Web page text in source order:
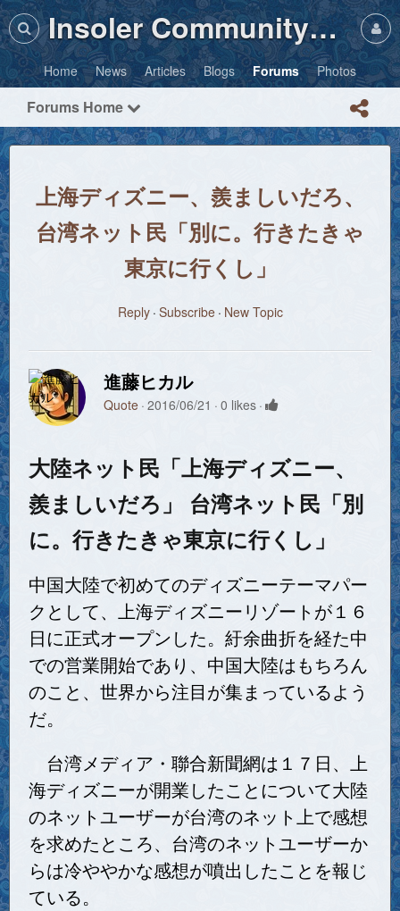
Insoler Community・Photos
Home News Articles Blogs Forums Photos
Forums Home
上海ディズニー、羨ましいだろ、
台湾ネット民「別に。行きたきゃ
東京に行くし」
Reply Subscribe New Topic
進藤ヒカル
Quote 2016/06/21 0 likes
大陸ネット民「上海ディズニー、
羨ましいだろ」 台湾ネット民「別
に。行きたきゃ東京に行くし」
中国大陸で初めてのディズニーテーマパー
クとして、上海ディズニーリゾートが１６
日に正式オープンした。紆余曲折を経た中
での営業開始であり、中国大陸はもちろん
のこと、世界から注目が集まっているよう
だ。
台湾メディア・聯合新聞網は１７日、上
海ディズニーが開業したことについて大陸
のネットユーザーが台湾のネット上で感想
を求めたところ、台湾のネットユーザーか
らは冷ややかな感想が噴出したことを報じ
ている。